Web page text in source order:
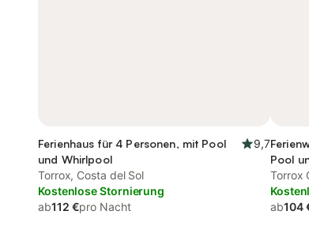
Ferienhaus für 4 Personen, mit Pool
und Whirlpool
9,7
Torrox, Costa del Sol
Kostenlose Stornierung
ab112 €pro Nacht
Pool
Torrox
ab104